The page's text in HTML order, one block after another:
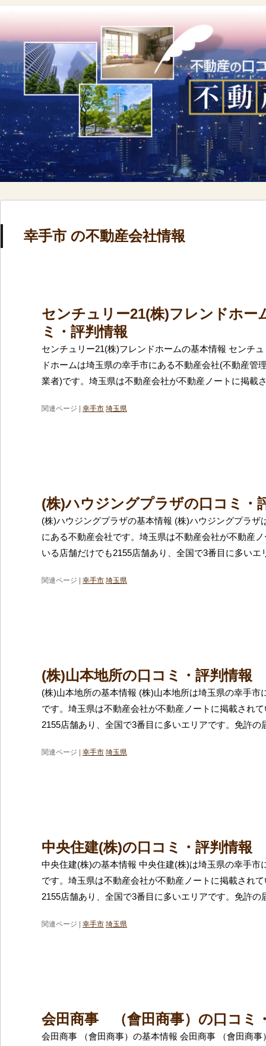
幸手市 の不動産会社情報
センチュリー21(株)フレンドホー
ミ・評判情報
センチュリー21(株)フレンドホームの基本情報 センチ
ドホームは埼玉県の幸手市にある不動産会社(不動産管
業者)です。埼玉県は不動産会社が不動産ノートに掲載
関連ページ | 幸手市 埼玉県
(株)ハウジングプラザの口コミ・
(株)ハウジングプラザの基本情報 (株)ハウジングプラザ
にある不動産会社です。埼玉県は不動産会社が不動産
いる店舗だけでも2155店舗あり、全国で3番目に多いエ
関連ページ | 幸手市 埼玉県
(株)山本地所の口コミ・評判情報
(株)山本地所の基本情報 (株)山本地所は埼玉県の幸手市
です。埼玉県は不動産会社が不動産ノートに掲載され
2155店舗あり、全国で3番目に多いエリアです。免許の
関連ページ | 幸手市 埼玉県
中央住建(株)の口コミ・評判情報
中央住建(株)の基本情報 中央住建(株)は埼玉県の幸手市
です。埼玉県は不動産会社が不動産ノートに掲載され
2155店舗あり、全国で3番目に多いエリアです。免許の
関連ページ | 幸手市 埼玉県
会田商事 （會田商事）の口コミ
会田商事 （會田商事）の基本情報 会田商事 （會田商事